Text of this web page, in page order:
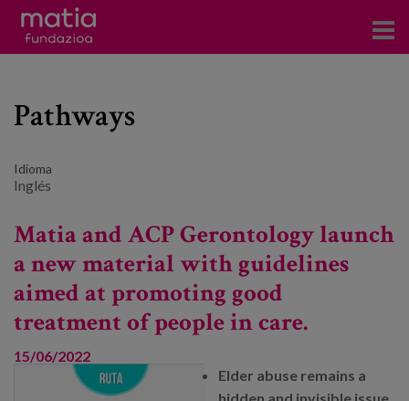
Servicios
Contacto
Blog
Prensa
Trabaja con nosotros
Pathways
Idioma
Inglés
Matia and ACP Gerontology launch
a new material with guidelines
aimed at promoting good
treatment of people in care.
15/06/2022
Elder abuse remains a